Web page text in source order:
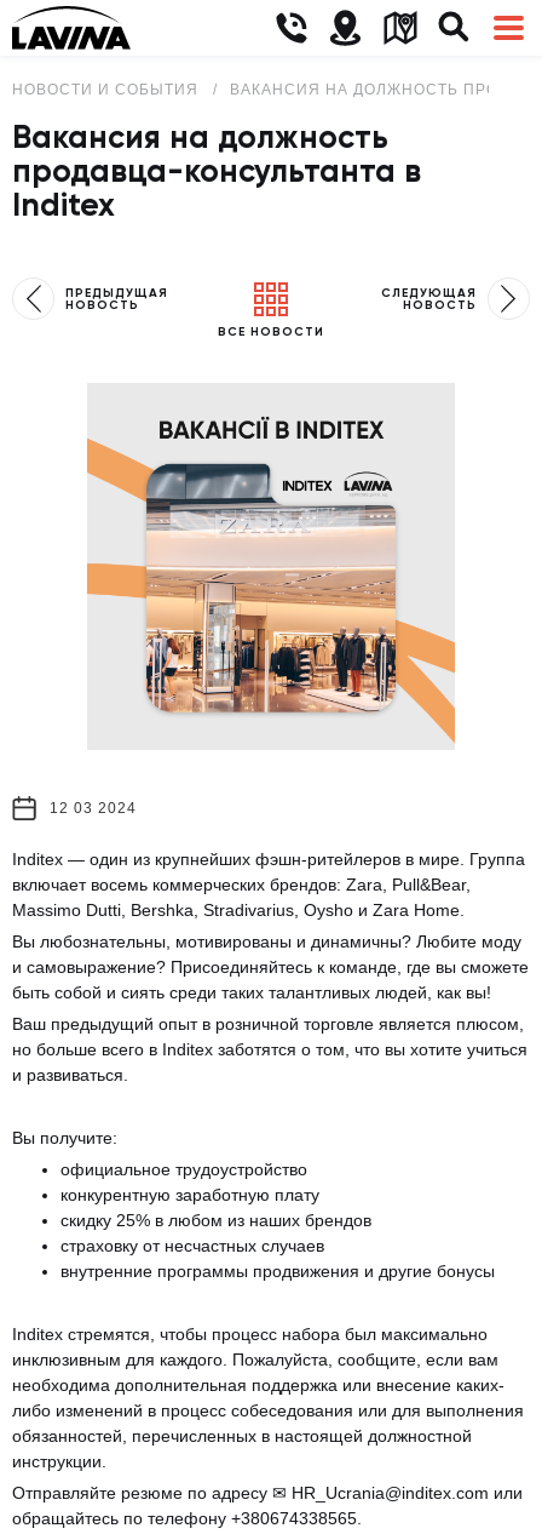
НОВОСТИ И СОБЫТИЯ ВАКАНСИЯ НА ДОЛЖНОСТЬ
Вакансия на должность
продавца-консультанта в
Inditex
ПРЕДЫДУЩАЯ
НОВОСТЬ
ВСЕ НОВОСТИ
СЛЕДУЮЩАЯ
НОВОСТЬ
12 03 2024
Inditex — один из крупнейших фэшн-ритейлеров в мире. Группа
включает восемь коммерческих брендов: Zara, Pull&Bear,
Massimo Dutti, Bershka, Stradivarius, Oysho и Zara Home.
Вы любознательны, мотивированы и динамичны? Любите моду
и самовыражение? Присоединяйтесь к команде, где вы сможете
быть собой и сиять среди таких талантливых людей, как вы!
Ваш предыдущий опыт в розничной торговле является плюсом,
но больше всего в Inditex заботятся о том, что вы хотите учиться
и развиваться.
Вы получите:
официальное трудоустройство
конкурентную заработную плату
скидку 25% в любом из наших брендов
страховку от несчастных случаев
внутренние программы продвижения и другие бонусы
Inditex стремятся, чтобы процесс набора был максимально
инклюзивным для каждого. Пожалуйста, сообщите, если вам
необходима дополнительная поддержка или внесение каких-
либо изменений в процесс собеседования или для выполнения
обязанностей, перечисленных в настоящей должностной
инструкции.
Отправляйте резюме по адресу
HR_Ucrania@inditex.com или
обращайтесь по телефону +380674338565.